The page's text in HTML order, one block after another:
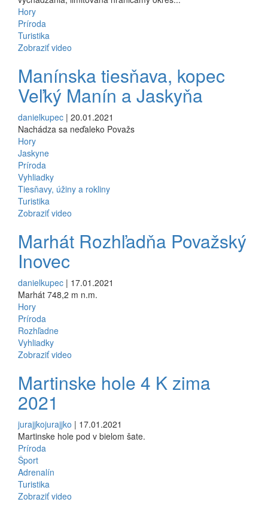
Hory
Príroda
Turistika
Zobraziť video
Manínska tiesňava, kopec
Veľký Manín a Jaskyňa
danielkupec | 20.01.2021
Nachádza sa neďaleko Považs
Hory
Jaskyne
Príroda
Vyhliadky
Tiesňavy, úžiny a rokliny
Turistika
Zobraziť video
Marhát Rozhľadňa Považský
Inovec
danielkupec | 17.01.2021
Marhát 748,2 m n.m.
Hory
Príroda
Rozhľadne
Vyhliadky
Zobraziť video
Martinske hole 4 K zima
2021
jurajjkojurajjko | 17.01.2021
Martinske hole pod v bielom šate.
Príroda
Šport
Adrenalín
Turistika
Zobraziť video